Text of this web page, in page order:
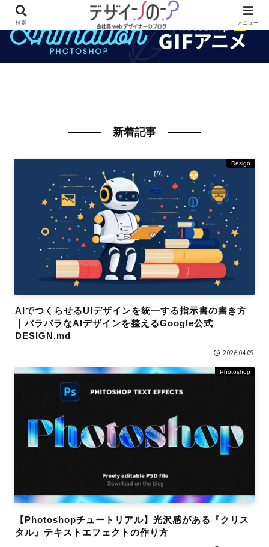
新着記事
Design
AIでつくらせるUIデザインを統一する指示書の書き方
｜バラバラなAIデザインを整えるGoogle公式
DESIGN.md
2026.04.09
Photoshop
【Photoshopチュートリアル】光沢感がある『クリス
タル』テキストエフェクトの作り方
検索 メニュー